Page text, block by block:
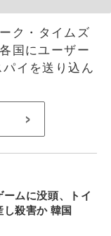
ク・タイムズ
国にユーザー
イを送り込ん
>
ムに没頭、トイ
殺害か 韓国